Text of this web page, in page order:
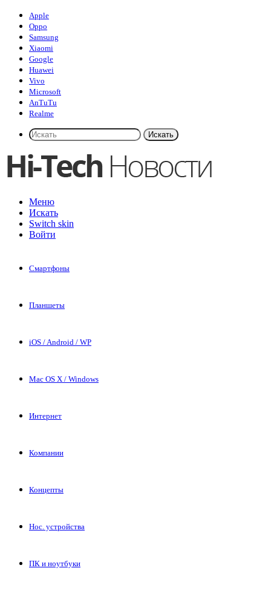
Apple
Oppo
Samsung
Xiaomi
Google
Huawei
Vivo
Microsoft
AnTuTu
Realme
Искать
Меню
Искать
Switch skin
Войти
Смартфоны
Планшеты
iOS / Android / WP
Mac OS X / Windows
Интернет
Компании
Концепты
Нос. устройства
ПК и ноутбуки